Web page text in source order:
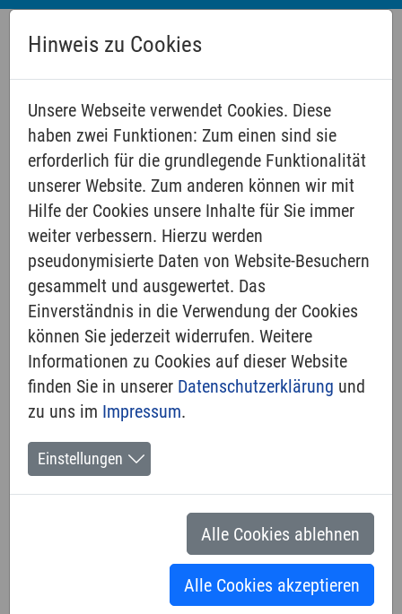
MITARBEITENDE
Mit einem Klick auf das Bild direkt
zur Mail
Hinweis zu Cookies
Unsere Webseite verwendet Cookies. Diese
haben zwei Funktionen: Zum einen sind sie
erforderlich für die grundlegende Funktionalität
unserer Website. Zum anderen können wir mit
Hilfe der Cookies unsere Inhalte für Sie immer
weiter verbessern. Hierzu werden
pseudonymisierte Daten von Website-Besuchern
gesammelt und ausgewertet. Das
Einverständnis in die Verwendung der Cookies
können Sie jederzeit widerrufen. Weitere
Informationen zu Cookies auf dieser Website
finden Sie in unserer Datenschutzerklärung und
zu uns im Impressum.
Einstellungen
Alle Cookies ablehnen
Alle Cookies akzeptieren